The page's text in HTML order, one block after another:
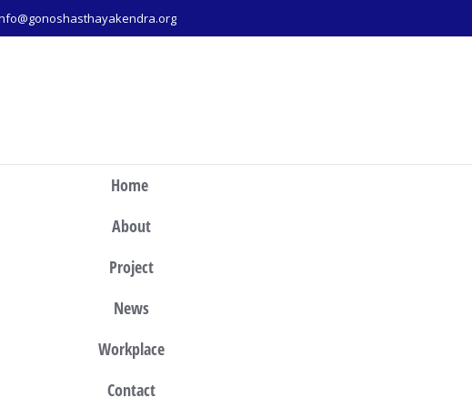
Home
About
Project
News
Workplace
Contact